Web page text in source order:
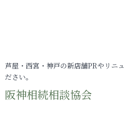
芦屋・西宮・神戸の新店舗PRやリニ
ださい。
阪神相続相談協会